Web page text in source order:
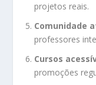
projetos reais.
Comunidade
professores
Cursos
promoções